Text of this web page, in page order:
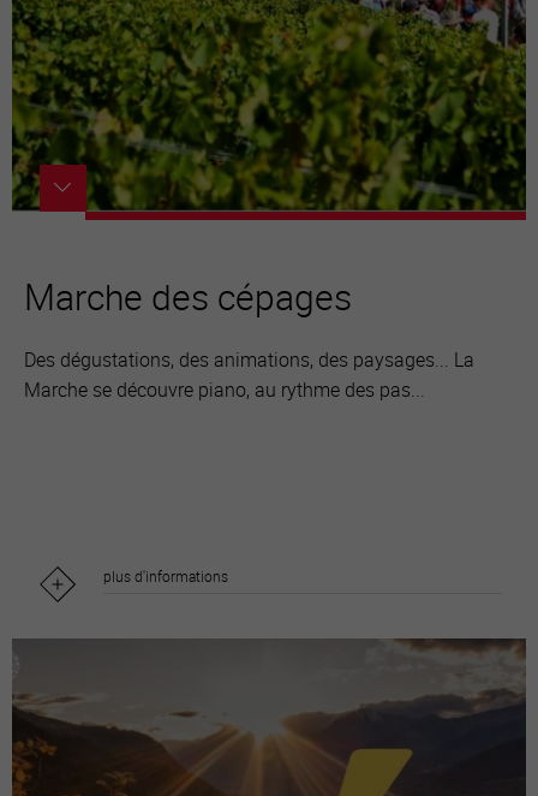
Marche des cépages
Des dégustations, des animations, des paysages... La
Marche se découvre piano, au rythme des pas...
plus d'informations